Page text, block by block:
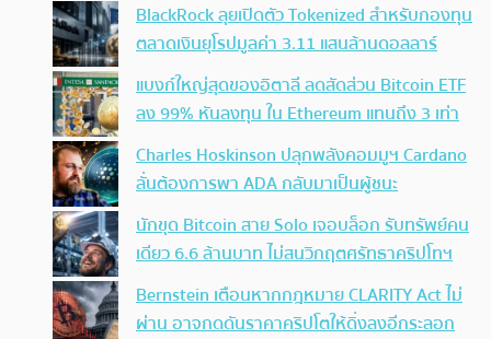
BlackRock ลุยเปิดตัว Tokenized สำหรับกองทุน
ตลาดเงินยุโรปมูลค่า 3.11 แสนล้านดอลลาร์
แบงก์ใหญ่สุดของอิตาลี ลดสัดส่วน Bitcoin ETF
ลง 99% หันลงทุน ใน Ethereum แทนถึง 3 เท่า
Charles Hoskinson ปลุกพลังคอมมูฯ Cardano
ลั่นต้องการพา ADA กลับมาเป็นผู้ชนะ
นักขุด Bitcoin สาย Solo เจอบล็อก รับทรัพย์คน
เดียว 6.6 ล้านบาท ไม่สนวิกฤตศรัทธาคริปโทฯ
Bernstein เตือนหากกฎหมาย CLARITY Act ไม่
ผ่าน อาจกดดันราคาคริปโตให้ดิ่งลงอีกระลอก